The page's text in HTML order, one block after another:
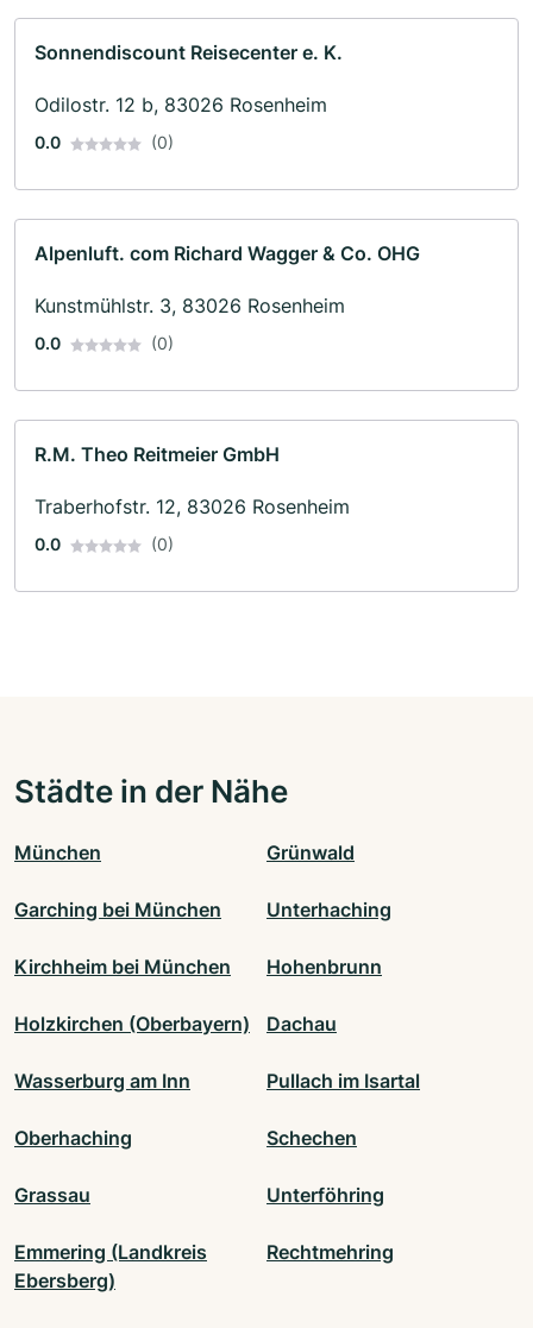
Sonnendiscount Reisecenter e. K.
Odilostr. 12 b, 83026 Rosenheim
0.0 (0)
Alpenluft. com Richard Wagger & Co. OHG
Kunstmühlstr. 3, 83026 Rosenheim
0.0 (0)
R.M. Theo Reitmeier GmbH
Traberhofstr. 12, 83026 Rosenheim
0.0 (0)
Städte in der Nähe
München Grünwald
Garching bei München Unterhaching
Kirchheim bei München Hohenbrunn
Holzkirchen (Oberbayern) Dachau
Wasserburg am Inn Pullach im Isartal
Oberhaching Schechen
Grassau Unterföhring
Emmering (Landkreis
Ebersberg)
Rechtmehring